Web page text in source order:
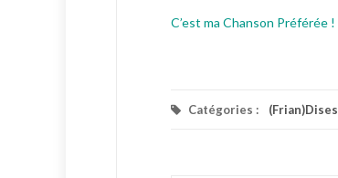
C’est ma Chanson Préférée !
Catégories : (Frian)Dises